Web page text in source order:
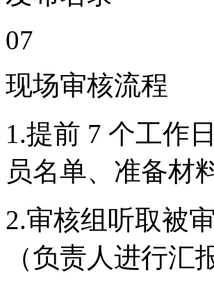
07
现场审核流程
1.提前 7 个工作
员名单、准备材
2.审核组听取被
（负责人进行汇